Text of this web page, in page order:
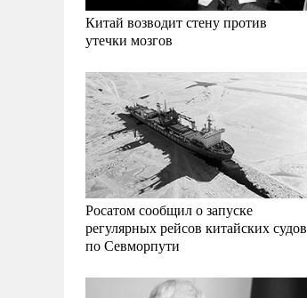
Китай возводит стену против
утечки мозгов
Росатом сообщил о запуске
регулярных рейсов китайских судов
по Севморпути